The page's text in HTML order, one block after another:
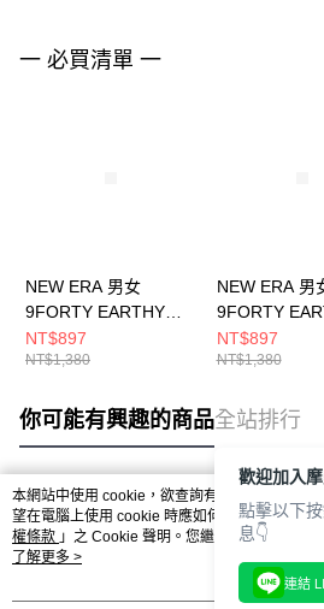
一 必買清單 一
NEW ERA 男女
9FORTY EARTHY
SKIN NEW ERA 石墨/
印花白 NE14700569
NT$897
NT$1,380
NEW ERA 男
9FORTY
SKIN NEW
白
NT$897
NT$1,380
你可能有興趣的商品全站排行
熱門標籤
本網站中使用 cookie，欲查詢有關本網站使用
望在電腦上使用 cookie 時應如何變更電腦的
權條款 」之 Cookie 聲明。您繼續使用本網站即
用條款之 Cookie 聲明使用 cookie。
了解更多 >
歡迎加入
點擊以下
息👇
連結